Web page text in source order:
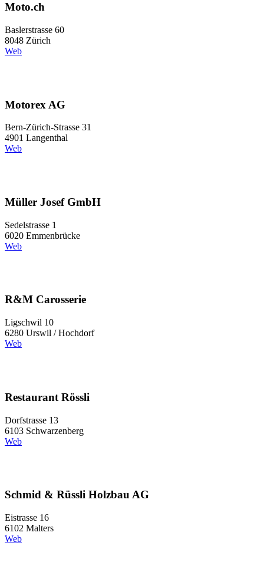
Moto.ch
Baslerstrasse 60
8048 Zürich
Web
Motorex AG
Bern-Zürich-Strasse 31
4901 Langenthal
Web
Müller Josef GmbH
Sedelstrasse 1
6020 Emmenbrücke
Web
R&M Carosserie
Ligschwil 10
6280 Urswil / Hochdorf
Web
Restaurant Rössli
Dorfstrasse 13
6103 Schwarzenberg
Web
Schmid & Rüssli Holzbau AG
Eistrasse 16
6102 Malters
Web